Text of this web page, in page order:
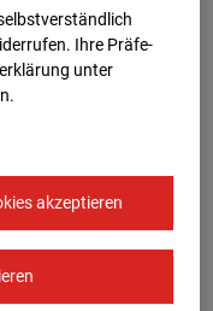
Ihre Prä­fe­
unter
akzeptieren